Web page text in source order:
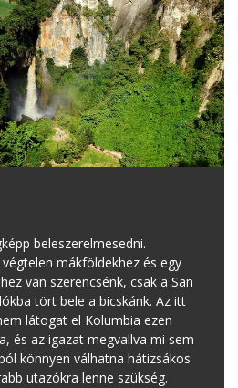
beleszerelmesedni.
mákföldekhez és egy
van szerencsénk, csak a San
tört bele a bicskánk. Az itt
látogat el Kolumbia ezen
és az igazat megvallva mi sem
könnyen válhatna hátizsákos
utazókra lenne szükség.